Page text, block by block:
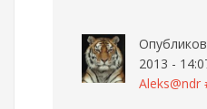
2013 -
Aleks@ndr